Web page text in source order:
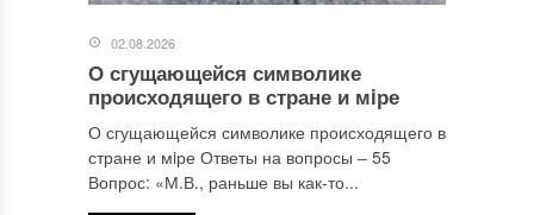
02.08.2026
О сгущающейся символике
происходящего в стране и мiре
О сгущающейся символике происходящего в
стране и мiре Ответы на вопросы ‒ 55
Вопрос: «М.В., раньше вы как-то...